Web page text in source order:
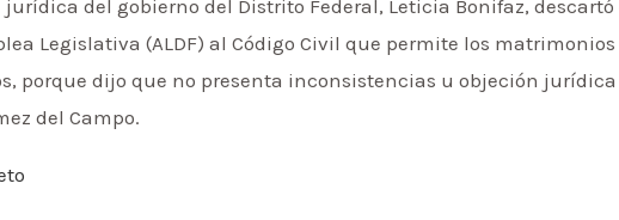
jurídica del gobierno del Distrito Federal, Leticia Bonifaz,
Legislativa (ALDF) al Código Civil que permite los
porque dijo que no presenta inconsistencias u objeción
del Campo.